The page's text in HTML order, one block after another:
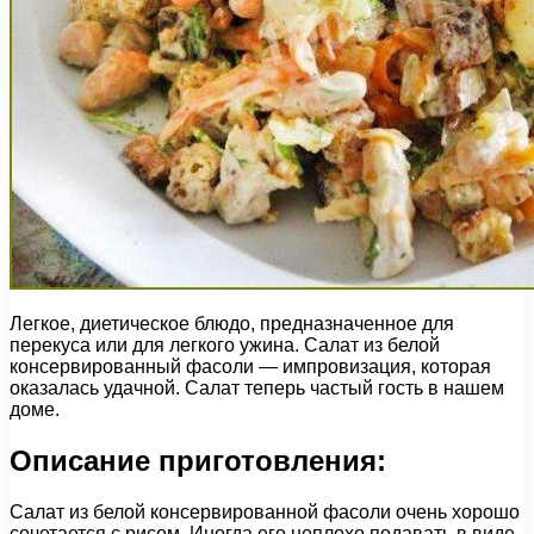
Легкое, диетическое блюдо, предназначенное для
перекуса или для легкого ужина. Салат из белой
консервированный фасоли — импровизация, которая
оказалась удачной. Салат теперь частый гость в нашем
доме.
Описание приготовления:
Салат из белой консервированной фасоли очень хорошо